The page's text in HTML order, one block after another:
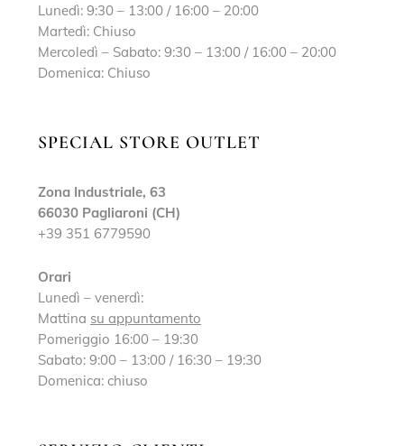
Lunedì: 9:30 – 13:00 / 16:00 – 20:00
Martedì: Chiuso
Mercoledì – Sabato: 9:30 – 13:00 / 16:00 – 20:00
Domenica: Chiuso
SPECIAL STORE OUTLET
Zona Industriale, 63
66030 Pagliaroni (CH)
+39 351 6779590
Orari
Lunedì – venerdì:
Mattina su appuntamento
Pomeriggio 16:00 – 19:30
Sabato: 9:00 – 13:00 / 16:30 – 19:30
Domenica: chiuso